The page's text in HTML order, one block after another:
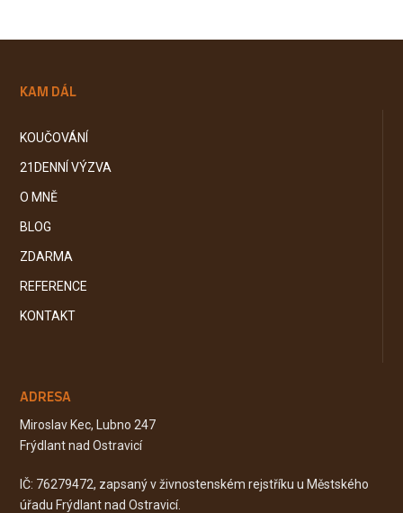
KAM DÁL
KOUČOVÁNÍ
21DENNÍ VÝZVA
O MNĚ
BLOG
ZDARMA
REFERENCE
KONTAKT
ADRESA
Miroslav Kec, Lubno 247
Frýdlant nad Ostravicí
IČ: 76279472, zapsaný v živnostenském rejstříku u Městského
úřadu Frýdlant nad Ostravicí.